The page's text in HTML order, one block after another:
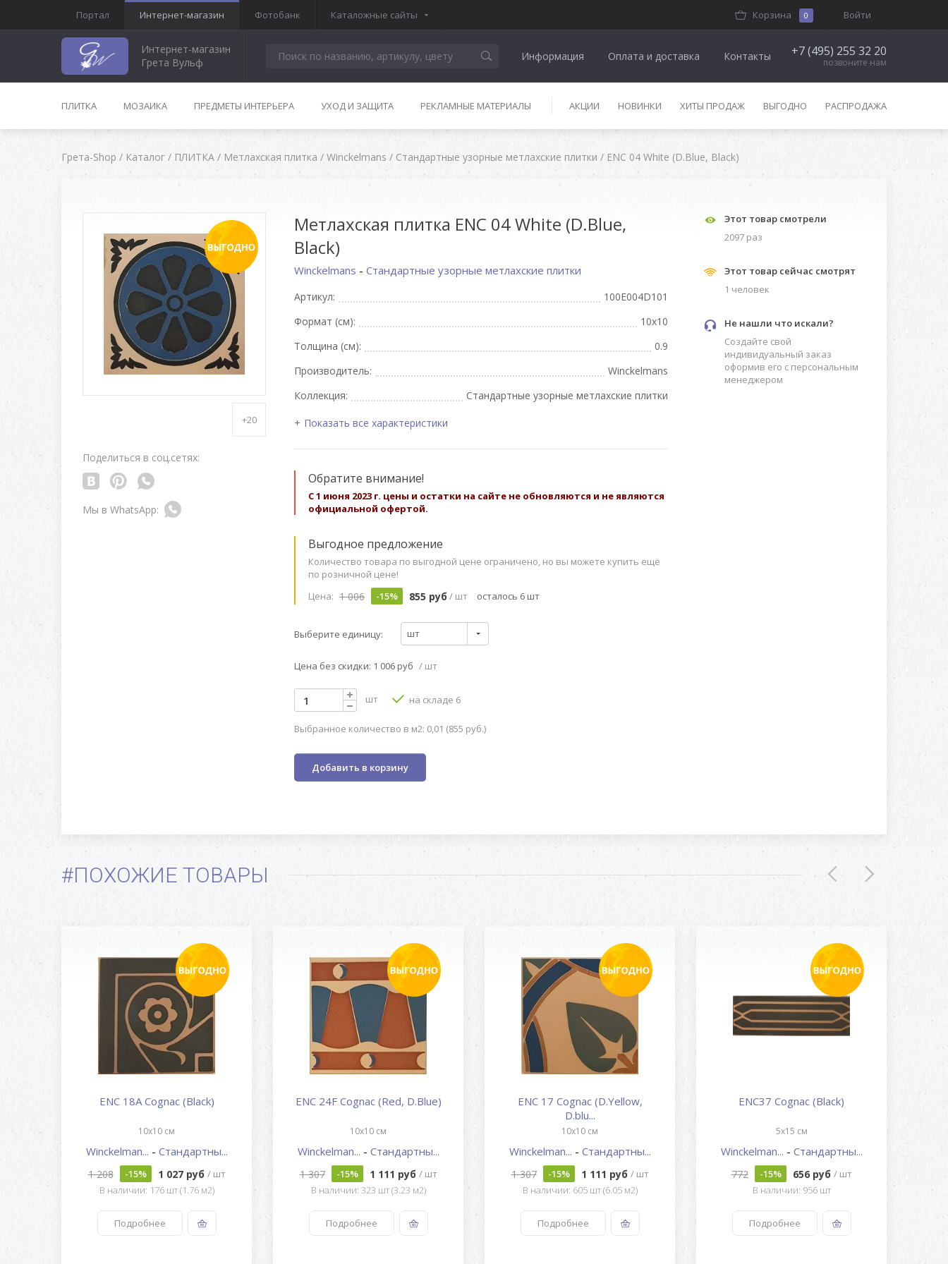
Портал Интернет-магазин Фотобанк Каталожные сайты Войти
Корзина 0
Интернет-магазин
Грета Вульф
Информация Оплата и доставка Контакты +7 (495) 255 32 20
позвоните нам
ПЛИТКА МОЗАИКА ПРЕДМЕТЫ ИНТЕРЬЕРА УХОД И ЗАЩИТА РЕКЛАМНЫЕ МАТЕРИАЛЫ АКЦИИ НОВИНКИ ХИТЫ ПРОДАЖ ВЫГОДНО РАСПРОДАЖА
Грета-Shop / Каталог / ПЛИТКА / Метлахская плитка / Winckelmans / Стандартные узорные метлахские плитки / ENC 04 White (D.Blue, Black)
+20
Поделиться в соц.сетях:
Метлахская плитка ENC 04 White (D.Blue,
Black)
Winckelmans - Стандартные узорные метлахские плитки
Артикул:
100E004D101
Формат (см):
10x10
Толщина (см):
0.9
Производитель:
Winckelmans
Коллекция:
Стандартные узорные метлахские плитки
Показать все характеристики
Обратите внимание!
С 1 июня 2023 г. цены и остатки на сайте не обновляются и не являются
официальной офертой.
Выгодное предложение
Количество товара по выгодной цене ограничено, но вы можете купить ещё
по розничной цене!
Цена: 1 006 -15% 855 руб / шт осталось 6 шт
Выберите единицу: шт
Цена без скидки: 1 006 руб / шт
шт на складе 6
Выбранное количество в м2: 0,01 (855 руб.)
Добавить в корзину
Этот товар смотрели
2097 раз
Этот товар сейчас смотрят
1 человек
Не нашли что искали?
Создайте свой
индивидуальный заказ
оформив его с персональным
менеджером
#ПОХОЖИЕ ТОВАРЫ
ENC 18A Cognac (Black)
10x10 см
Winckelman... - Стандартны...
1 208 -15% 1 027 руб / шт
В наличии: 176 шт (1.76 м2)
Подробнее
ENC 24F Cognac (Red, D.Blue)
10x10 см
Winckelman... - Стандартны...
1 307 -15% 1 111 руб / шт
В наличии: 323 шт (3.23 м2)
Подробнее
ENC 17 Cognac (D.Yellow,
D.blu...
10x10 см
Winckelman... - Стандартны...
1 307 -15% 1 111 руб / шт
В наличии: 605 шт (6.05 м2)
Подробнее
ENC37 Cognac (Black)
5x15 см
Winckelman... - Стандартны...
772 -15% 656 руб / шт
В наличии: 956 шт
Подробнее